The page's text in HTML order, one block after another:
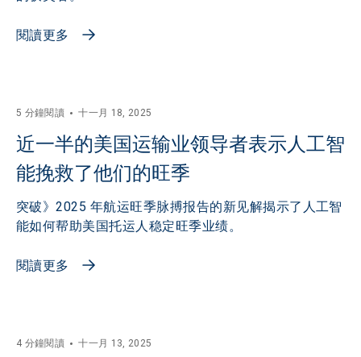
閱讀更多
5 分鐘閱讀 十一月 18, 2025
近一半的美国运输业领导者表示人工智
能挽救了他们的旺季
突破》2025 年航运旺季脉搏报告的新见解揭示了人工智
能如何帮助美国托运人稳定旺季业绩。
閱讀更多
4 分鐘閱讀 十一月 13, 2025